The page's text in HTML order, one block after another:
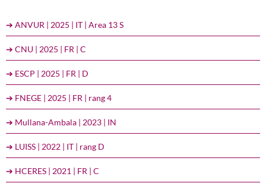
➔ ANVUR | 2025 | IT | Area 13 S
➔ CNU | 2025 | FR | C
➔ ESCP | 2025 | FR | D
➔ FNEGE | 2025 | FR | rang 4
➔ Mullana-Ambala | 2023 | IN
➔ LUISS | 2022 | IT | rang D
➔ HCERES | 2021 | FR | C